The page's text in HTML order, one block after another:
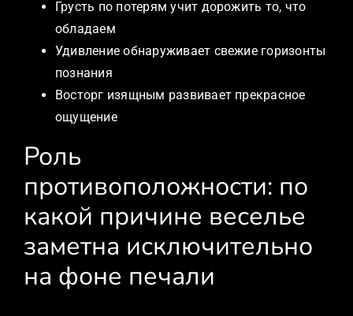
Грусть по потерям учит дорожить то, что
обладаем
Удивление обнаруживает свежие горизонты
познания
Восторг изящным развивает прекрасное
ощущение
Роль
противоположности: по
какой причине веселье
заметна исключительно
на фоне печали